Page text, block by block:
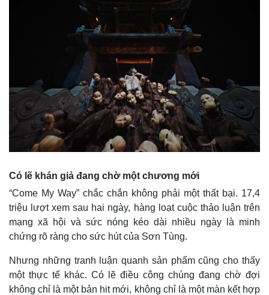
Vũ khí
Việt Nam
Phân tích
Có lẽ khán giả đang chờ một chương mới
“Come My Way” chắc chắn không phải một thất bại. 17,4
triệu lượt xem sau hai ngày, hàng loạt cuộc thảo luận trên
mạng xã hội và sức nóng kéo dài nhiều ngày là minh
chứng rõ ràng cho sức hút của Sơn Tùng.
Nhưng những tranh luận quanh sản phẩm cũng cho thấy
một thực tế khác. Có lẽ điều công chúng đang chờ đợi
không chỉ là một bản hit mới, không chỉ là một màn kết hợp